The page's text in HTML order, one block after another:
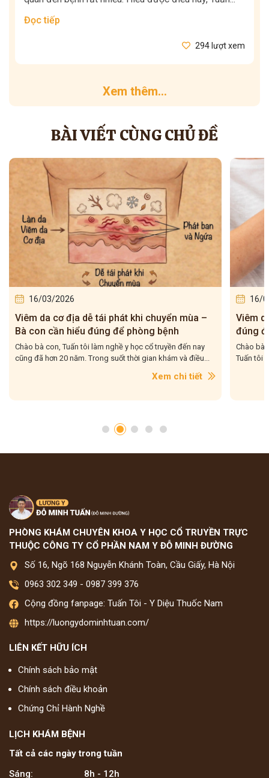
Đọc tiếp
294 lượt xem
Xem thêm...
BÀI VIẾT CÙNG CHỦ ĐỀ
16/03/2026
Viêm da cơ địa tái đi tái lại – Bà con hiểu
đúng để điều trị cho dứt điểm
Chào bà con, Viêm da cơ địa tái đi tái lại là tình trạng mà
Tuấn tôi gặp rất nhiều trong quá trình hơn 20...
Xem chi tiết
16/
5 bài
–
Chào bà
tôi gặp
PHÒNG KHÁM CHUYÊN KHOA Y HỌC CỔ TRUYỀN TRỰC
THUỘC CÔNG TY CỔ PHẦN NAM Y ĐỖ MINH ĐƯỜNG
Số 16, Ngõ 168 Nguyễn Khánh Toàn, Cầu Giấy, Hà Nội
0963 302 349 - 0987 399 376
Cộng đồng fanpage: Tuấn Tôi - Y Diệu Thuốc Nam
https://luongydominhtuan.com/
LIÊN KẾT HỮU ÍCH
Chính sách bảo mật
Chính sách điều khoản
Chứng Chỉ Hành Nghề
LỊCH KHÁM BỆNH
Tất cả các ngày trong tuần
Sáng:
8h - 12h